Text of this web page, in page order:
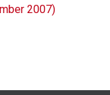
2007)